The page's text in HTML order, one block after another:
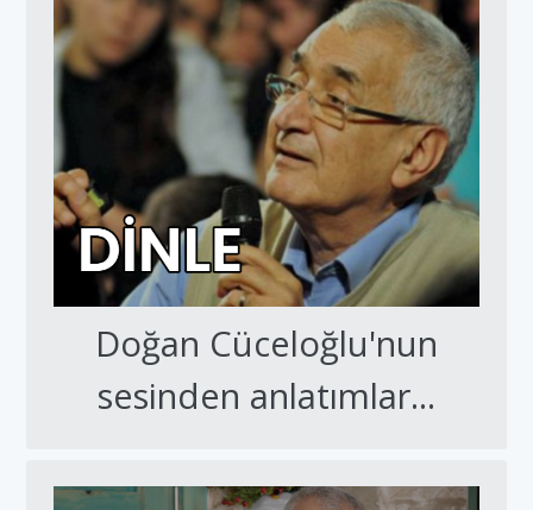
Doğan Cüceloğlu'nun
sesinden anlatımlar...